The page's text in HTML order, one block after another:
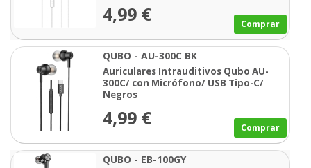
4,99 € Comprar
QUBO - AU-300C BK
Auriculares Intrauditivos Qubo AU-
300C/ con Micrófono/ USB Tipo-C/
Negros
4,99 € Comprar
QUBO - EB-100GY